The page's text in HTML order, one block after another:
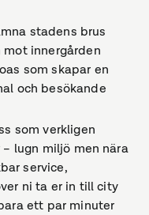
stadens brus
mot innergården
som skapar en
och besökande
som verkligen
lugn miljö men nära
service,
ni ta er in till city
ett par minuter